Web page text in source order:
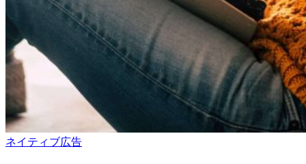
ネイティブ広告